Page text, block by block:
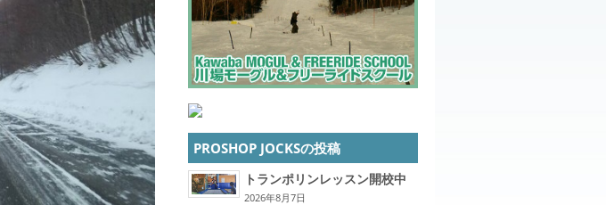
PROSHOP JOCKSの投稿
トランポリンレッスン開校中
2026年8月7日